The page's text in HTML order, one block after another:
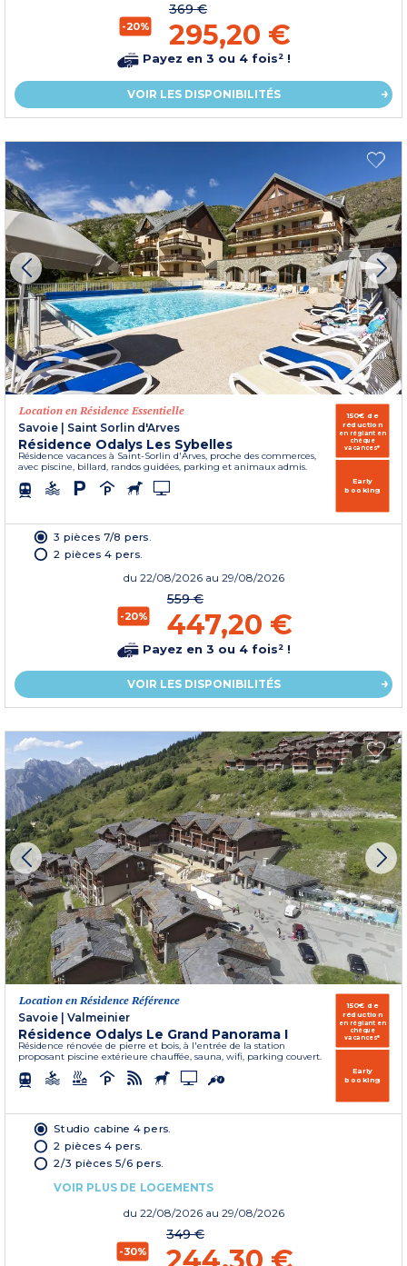
-20%
369 €
295,20 €
Payez en 3 ou 4 fois² !
VOIR LES DISPONIBILITÉS
Location en Résidence Essentielle
Savoie
Saint Sorlin d'Arves
Résidence Odalys Les Sybelles
Résidence vacances à Saint-Sorlin d'Arves, proche des commerces,
avec piscine, billard, randos guidées, parking et animaux admis.
150€ de
réduction
en réglant en
chèque
vacances*
Early
booking
3 pièces 7/8 pers.
2 pièces 4 pers.
du 22/08/2026 au 29/08/2026
-20%
559 €
447,20 €
Payez en 3 ou 4 fois² !
VOIR LES DISPONIBILITÉS
Location en Résidence Référence
Savoie
Valmeinier
Résidence Odalys Le Grand Panorama I
Résidence rénovée de pierre et bois, à l'entrée de la station
proposant piscine extérieure chauffée, sauna, wifi, parking couvert.
150€ de
réduction
en réglant en
chèque
vacances*
Early
booking
Studio cabine 4 pers.
2 pièces 4 pers.
2/3 pièces 5/6 pers.
VOIR PLUS DE LOGEMENTS
du 22/08/2026 au 29/08/2026
-30%
349 €